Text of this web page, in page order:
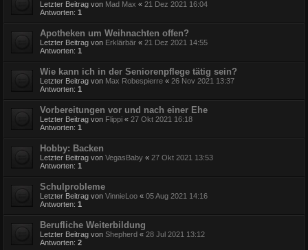
Letzter Beitrag von Mad Max « 21 Dez 2021 16:04
Antworten: 1
Apotheken um Weihnachten offen?
Letzter Beitrag von Erklärbär « 21 Dez 2021 14:55
Antworten: 1
Wie kann ich in der Seniorenpflege tätig sein?
Letzter Beitrag von Max Robespierre « 26 Nov 2021 13:37
Antworten: 1
Vorbereitungen vor und nach einer Ehe
Letzter Beitrag von Flippi « 27 Okt 2021 16:18
Antworten: 1
Hobby: Backen
Letzter Beitrag von VegasBaby « 27 Okt 2021 13:53
Antworten: 1
Schulprobleme
Letzter Beitrag von VinnieLoo « 05 Aug 2021 14:16
Antworten: 1
Berufliche Weiterbildung
Letzter Beitrag von Shepherd « 28 Jul 2021 13:12
Antworten: 2